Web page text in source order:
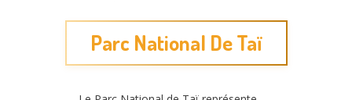
Parc National De Taï